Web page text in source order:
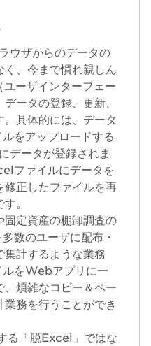
ウザからのデータの
、今まで慣れ親しん
ーザインターフェー
ータの登録、更新、
具体的には、データ
をアップロードする
データが登録されま
ファイルにデータを
修正したファイルを再
。
固定資産の棚卸調査の
数のユーザに配布・
集計するような業務
をWebアプリに一
煩雑なコピー＆ペー
務を行うことができ
る「脱Excel」ではな